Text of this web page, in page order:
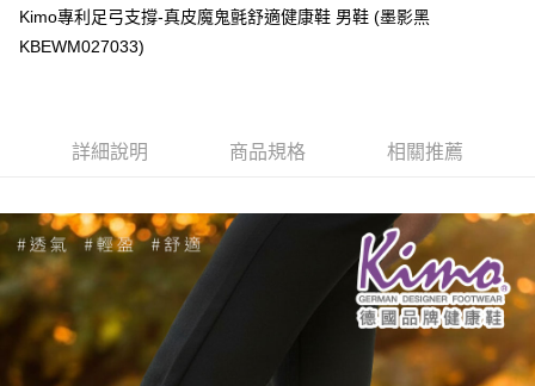
購買商品的店家。未經商家同意取消之訂單仍視為有效，需透過AFTEE先享
※ 交易是否成功請以「AFTEE先享後付 」之結帳頁面顯示為準，若有關於
【注意事項】
１．透過由恩沛科技股份有限公司提供之「AFTEE先享後付」服務完成之交
２．關於個人資料處理事宜，請瀏覽以下網址：
https://aftee.tw/terms/#terms3
３．未成年的使用者請事先徵得法定代理人或監護人之同意方可使用
「AFTEE先享後付」，若未經同意申辦者引起之損失，本公司不負相關責
任。
４．使用「AFTEE先享後付」時，將依據個別帳號之用戶狀況，依本公司即
時審查核予不同之上限額度；若仍有額度不足之情形，本公司將視審查結果
請求用戶進行身份認證。
宅配
每筆NT$90，滿NT$1,000(含以上)免運費
Kimo專利足弓支撐-真皮魔鬼氈舒適健康鞋 男鞋 (墨影黑
KBEWM027033)
詳細說明 商品規格 相關推薦